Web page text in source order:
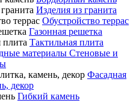
Изделия из гранита
Обустройство террас
Газонная решетка
Тактильная плита
Стеновые и
Фасадная
декор
Гибкий камень